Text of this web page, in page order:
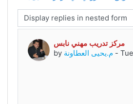
mode
مركز تدريب مهني نابس
by م.يحيى العطاونة -
Number of replies: 0